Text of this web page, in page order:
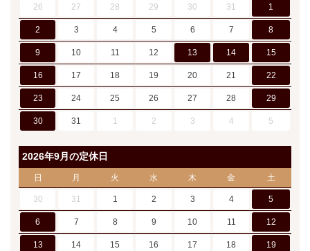
26 27 28 29 30 31 1
2 3 4 5 6 7 8
9 10 11 12 13 14 15
16 17 18 19 20 21 22
23 24 25 26 27 28 29
30 31 1 2 3 4 5
2026年9月の定休日
日 月 火 水 木 金 土
30 31 1 2 3 4 5
6 7 8 9 10 11 12
13 14 15 16 17 18 19